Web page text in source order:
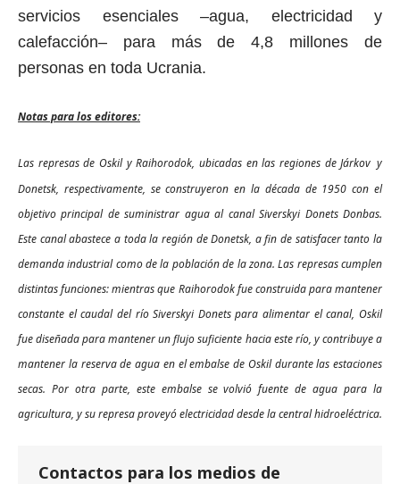
servicios esenciales –agua, electricidad y
calefacción– para más de 4,8 millones de
personas en toda Ucrania.
Notas para los editores:
Las represas de Oskil y Raihorodok, ubicadas en las regiones de Járkov y
Donetsk, respectivamente, se construyeron en la década de 1950 con el
objetivo principal de suministrar agua al canal Siverskyi Donets Donbas.
Este canal abastece a toda la región de Donetsk, a fin de satisfacer tanto la
demanda industrial como de la población de la zona. Las represas cumplen
distintas funciones: mientras que Raihorodok fue construida para mantener
constante el caudal del río Siverskyi Donets para alimentar el canal, Oskil
fue diseñada para mantener un flujo suficiente hacia este río, y contribuye a
mantener la reserva de agua en el embalse de Oskil durante las estaciones
secas. Por otra parte, este embalse se volvió fuente de agua para la
agricultura, y su represa proveyó electricidad desde la central hidroeléctrica.
Contactos para los medios de